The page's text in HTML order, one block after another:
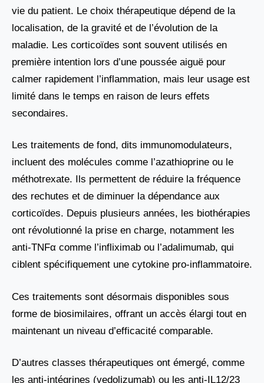
vie du patient. Le choix thérapeutique dépend de la
localisation, de la gravité et de l’évolution de la
maladie. Les corticoïdes sont souvent utilisés en
première intention lors d’une poussée aiguë pour
calmer rapidement l’inflammation, mais leur usage est
limité dans le temps en raison de leurs effets
secondaires.
Les traitements de fond, dits immunomodulateurs,
incluent des molécules comme l’azathioprine ou le
méthotrexate. Ils permettent de réduire la fréquence
des rechutes et de diminuer la dépendance aux
corticoïdes. Depuis plusieurs années, les biothérapies
ont révolutionné la prise en charge, notamment les
anti-TNFα comme l’infliximab ou l’adalimumab, qui
ciblent spécifiquement une cytokine pro-inflammatoire.
Ces traitements sont désormais disponibles sous
forme de biosimilaires, offrant un accès élargi tout en
maintenant un niveau d’efficacité comparable.
D’autres classes thérapeutiques ont émergé, comme
les anti-intégrines (vedolizumab) ou les anti-IL12/23